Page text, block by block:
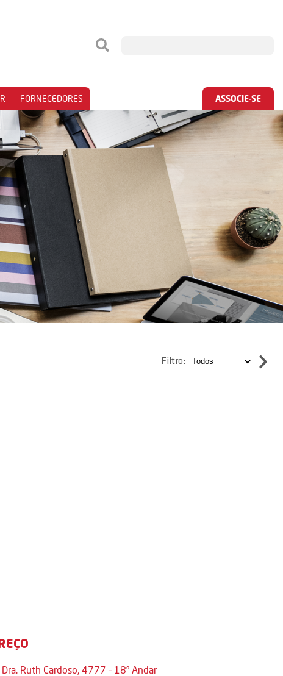
FORNECEDORES ASSOCIE-SE
Filtro:
Ruth Cardoso, 4777 – 18º Andar